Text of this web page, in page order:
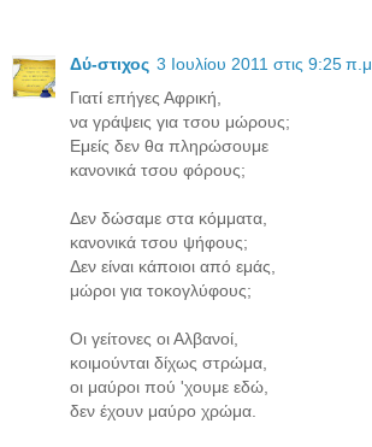
Δύ-στιχος 3 Ιουλίου 2011 στις 9:25 π.μ.
Γιατί επήγες Αφρική,
να γράψεις για τσου μώρους;
Εμείς δεν θα πληρώσουμε
κανονικά τσου φόρους;
Δεν δώσαμε στα κόμματα,
κανονικά τσου ψήφους;
Δεν είναι κάποιοι από εμάς,
μώροι για τοκογλύφους;
Οι γείτονες οι Αλβανοί,
κοιμούνται δίχως στρώμα,
οι μαύροι πού 'χουμε εδώ,
δεν έχουν μαύρο χρώμα.